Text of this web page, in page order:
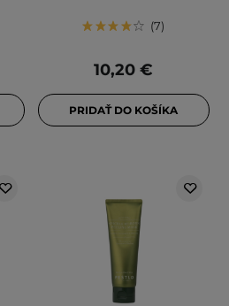
7
10,20 €
PRIDAŤ DO KOŠÍKA